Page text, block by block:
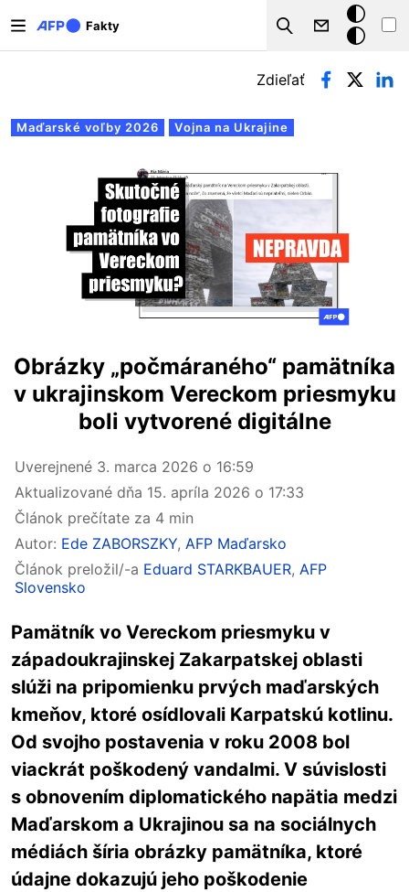
Fakty
Search
Tmavý
režim
Primárne karty
Maďarské voľby 2026 Vojna na Ukrajine
Zdieľať
Obrázky „počmáraného“ pamätníka
v ukrajinskom Vereckom priesmyku
boli vytvorené digitálne
Uverejnené 3. marca 2026 o 16:59
Aktualizované dňa 15. apríla 2026 o 17:33
Článok prečítate za 4 min
Autor: Ede ZABORSZKY, AFP Maďarsko
Článok preložil/-a Eduard STARKBAUER, AFP
Slovensko
Pamätník vo Vereckom priesmyku v
západoukrajinskej Zakarpatskej oblasti
slúži na pripomienku prvých maďarských
kmeňov, ktoré osídlovali Karpatskú kotlinu.
Od svojho postavenia v roku 2008 bol
viackrát poškodený vandalmi. V súvislosti
s obnovením diplomatického napätia medzi
Maďarskom a Ukrajinou sa na sociálnych
médiách šíria obrázky pamätníka, ktoré
údajne dokazujú jeho poškodenie